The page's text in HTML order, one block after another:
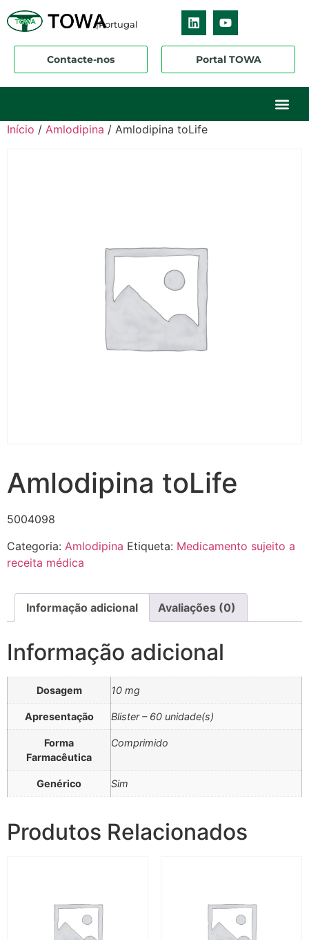
|Portugal
Contacte-nos Portal TOWA
Início / Amlodipina / Amlodipina toLife
Amlodipina toLife
5004098
Categoria: Amlodipina Etiqueta: Medicamento sujeito a
receita médica
Informação adicional Avaliações (0)
Informação adicional
Dosagem 10 mg
Apresentação Blister – 60 unidade(s)
Forma
Farmacêutica
Comprimido
Genérico Sim
Produtos Relacionados